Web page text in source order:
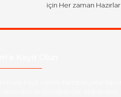
için Her zaman Hazırlar